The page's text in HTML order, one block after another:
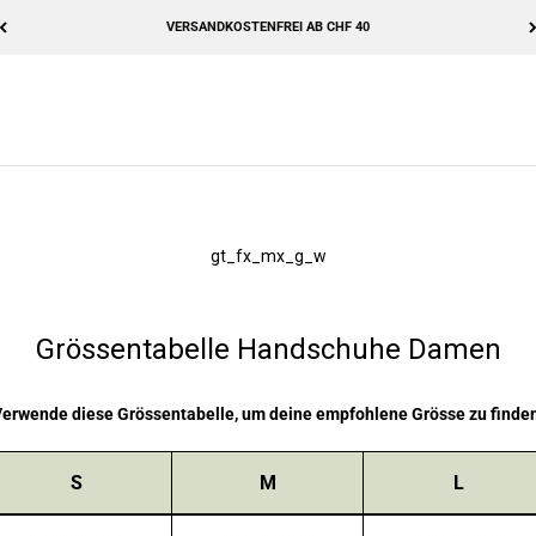
VERSANDKOSTENFREI AB CHF 40
gt_fx_mx_g_w
Grössentabelle Handschuhe Damen
diese Grössentabelle, um deine empfohlene Grösse zu
S M L